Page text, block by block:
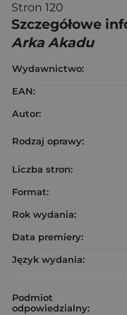
Stron 120
Szczegółowe
Arka Akadu
Wydawnictwo:
EAN:
Autor:
Rodzaj oprawy:
Liczba stron:
Format:
Rok wydania:
Data premiery:
Język wydania:
Podmiot
odpowiedzialny: